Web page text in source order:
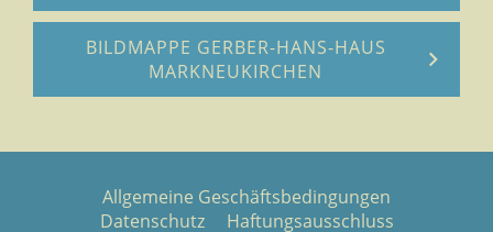
BILDMAPPE GERBER-HANS-HAUS
MARKNEUKIRCHEN
Allgemeine Geschäftsbedingungen
Datenschutz
Haftungsausschluss